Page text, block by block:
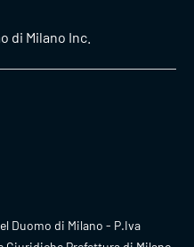
di Milano Inc.
Duomo di Milano - P.Iva